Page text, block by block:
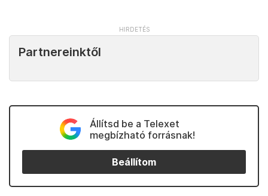
Partnereinktől
Állítsd be a Telexet
megbízható forrásnak!
Beállítom